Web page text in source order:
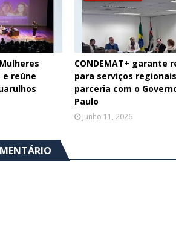
reúne
CONDEMAT+ garante
para serviços
parceria com o
Paulo
Junho 11, 2026